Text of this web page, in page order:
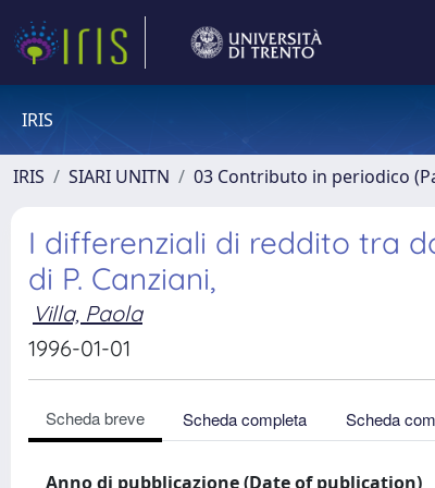
IRIS
IRIS SIARI UNITN 03 Contributo in periodico
I differenziali di reddito tra
di P. Canziani,
Villa, Paola
1996-01-01
Scheda breve Scheda completa Scheda
Anno di pubblicazione (Date of publication)